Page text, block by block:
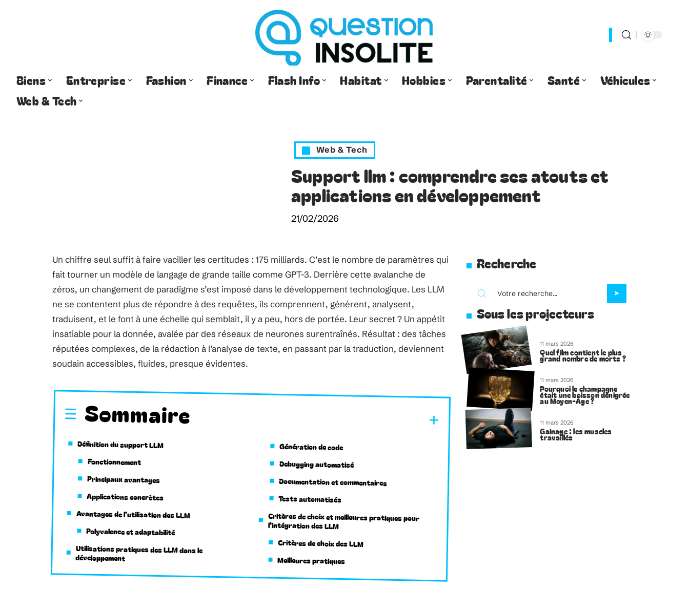
Biens Entreprise Fashion Finance Flash Info Habitat Hobbies Parentalité Santé
Véhicules
Web & Tech
Web & Tech
Support llm : comprendre ses atouts et
applications en développement
21/02/2026
Un chiffre seul suffit à faire vaciller les certitudes : 175 milliards. C’est le nombre de paramètres qui
fait tourner un modèle de langage de grande taille comme GPT-3. Derrière cette avalanche de
zéros, un changement de paradigme s’est imposé dans le développement technologique. Les LLM
ne se contentent plus de répondre à des requêtes, ils comprennent, génèrent, analysent,
traduisent, et le font à une échelle qui semblait, il y a peu, hors de portée. Leur secret ? Un appétit
insatiable pour la donnée, avalée par des réseaux de neurones surentraînés. Résultat : des tâches
réputées complexes, de la rédaction à l’analyse de texte, en passant par la traduction, deviennent
soudain accessibles, fluides, presque évidentes.
Sommaire
Définition du support LLM
Fonctionnement
Principaux avantages
Applications concrètes
Avantages de l’utilisation des LLM
Polyvalence et adaptabilité
Utilisations pratiques des LLM dans le
développement
Génération de code
Debugging automatisé
Documentation et commentaires
Tests automatisés
Critères de choix et meilleures pratiques pour
l’intégration des LLM
Critères de choix des LLM
Meilleures pratiques
Recherche
Sous les projecteurs
11 mars 2026
Quel film contient le plus
grand nombre de morts ?
11 mars 2026
Pourquoi le champagne
était une boisson dénigrée
au Moyen-Âge ?
11 mars 2026
Gainage : les muscles
travaillés